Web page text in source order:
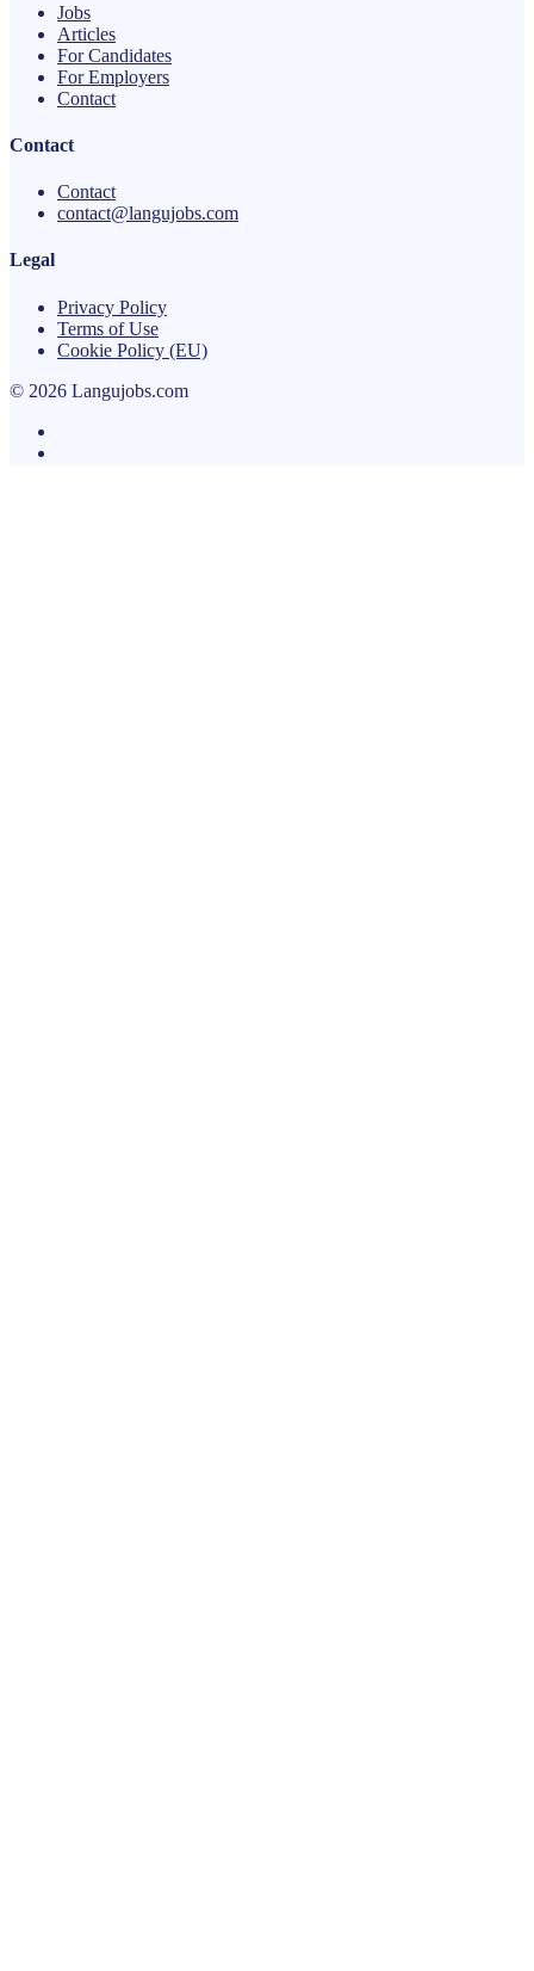
Jobs
Articles
For Candidates
For Employers
Contact
Contact
Contact
contact@langujobs.com
Legal
Privacy Policy
Terms of Use
Cookie Policy (EU)
© 2026 Langujobs.com